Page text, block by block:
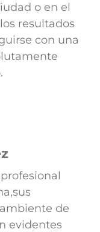
o en el
resultados
con una
de
evidentes